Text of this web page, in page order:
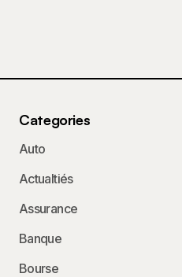
Categories
Auto
Actualtiés
Assurance
Banque
Bourse